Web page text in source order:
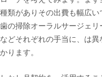
種類がありその出費も幅広い
歯の掃除オーラルサージェリ
などそれぞれの手当に、は
かります。